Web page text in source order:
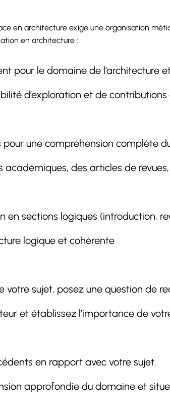
en architecture exige une organisation
en architecture :
pour le domaine de l’architecture
d’exploration et de contributions
pour une compréhension complète
académiques, des articles de
en sections logiques (introduction,
logique et cohérente
votre sujet, posez une question de
et établissez l’importance de
en rapport avec votre sujet.
approfondie du domaine et